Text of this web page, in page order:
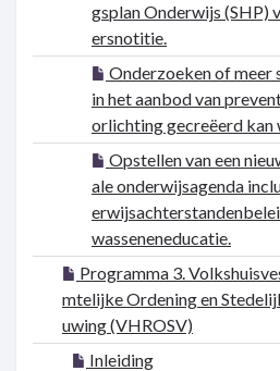
gsplan Onderwijs (SHP)
ersnotitie.
Onderzoeken of meer
in het aanbod van
orlichting gecreëerd kan
Opstellen van een
ale onderwijsagenda
wasseneneducatie.
Programma 3.
mtelijke Ordening en
uwing (VHROSV)
Inleiding